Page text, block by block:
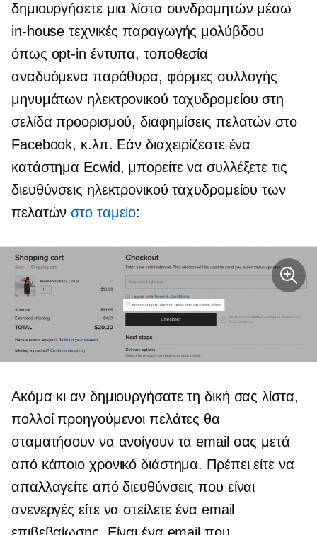
δημιουργήσετε μια λίστα συνδρομητών μέσω
in-house τεχνικές παραγωγής μολύβδου
όπως opt-in έντυπα, τοποθεσία
αναδυόμενα παράθυρα, φόρμες συλλογής
μηνυμάτων ηλεκτρονικού ταχυδρομείου στη
σελίδα προορισμού, διαφημίσεις πελατών στο
Facebook, κ.λπ. Εάν διαχειρίζεστε ένα
κατάστημα Ecwid, μπορείτε να συλλέξετε τις
διευθύνσεις ηλεκτρονικού ταχυδρομείου των
πελατώνστο ταμείο:
Ακόμα κι αν δημιουργήσατε τη δική σας λίστα,
πολλοί προηγούμενοι πελάτες θα
σταματήσουν να ανοίγουν τα email σας μετά
από κάποιο χρονικό διάστημα. Πρέπει είτε να
απαλλαγείτε από διευθύνσεις που είναι
ανενεργές είτε να στείλετε ένα email